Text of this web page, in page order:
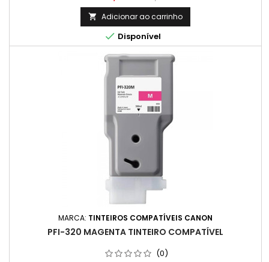
qualidade e durabilidade. Capacidade: 300ml / Cada cor
normal
 Adicionar ao carrinho
 Disponível
MARCA: TINTEIROS COMPATÍVEIS CANON
PFI-320 MAGENTA TINTEIRO COMPATÍVEL
(0)